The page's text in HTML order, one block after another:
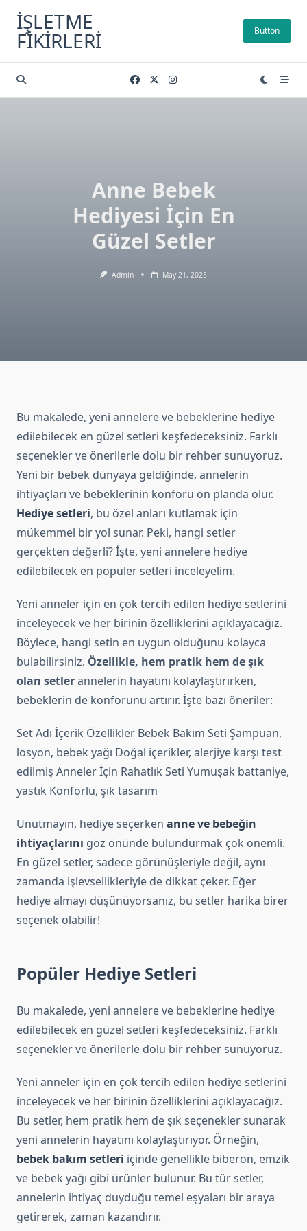
content
İŞLETME
FIKIRLERI Button
Anne Bebek
Hediyesi İçin En
Güzel Setler
Admin May 21, 2025
Bu makalede, yeni annelere ve bebeklerine hediye
edilebilecek en güzel setleri keşfedeceksiniz. Farklı
seçenekler ve önerilerle dolu bir rehber sunuyoruz.
Yeni bir bebek dünyaya geldiğinde, annelerin
ihtiyaçları ve bebeklerinin konforu ön planda olur.
Hediye setleri, bu özel anları kutlamak için
mükemmel bir yol sunar. Peki, hangi setler
gerçekten değerli? İşte, yeni annelere hediye
edilebilecek en popüler setleri inceleyelim.
Yeni anneler için en çok tercih edilen hediye setlerini
inceleyecek ve her birinin özelliklerini açıklayacağız.
Böylece, hangi setin en uygun olduğunu kolayca
bulabilirsiniz. Özellikle, hem pratik hem de şık
olan setlerannelerin hayatını kolaylaştırırken,
bebeklerin de konforunu artırır. İşte bazı öneriler:
Set Adı İçerik Özellikler Bebek Bakım Seti Şampuan,
losyon, bebek yağı Doğal içerikler, alerjiye karşı test
edilmiş Anneler İçin Rahatlık Seti Yumuşak battaniye,
yastık Konforlu, şık tasarım
Unutmayın, hediye seçerken anne ve bebeğin
ihtiyaçlarını göz önünde bulundurmak çok önemli.
En güzel setler, sadece görünüşleriyle değil, aynı
zamanda işlevsellikleriyle de dikkat çeker. Eğer
hediye almayı düşünüyorsanız, bu setler harika birer
seçenek olabilir!
Popüler Hediye Setleri
Bu makalede, yeni annelere ve bebeklerine hediye
edilebilecek en güzel setleri keşfedeceksiniz. Farklı
seçenekler ve önerilerle dolu bir rehber sunuyoruz.
Yeni anneler için en çok tercih edilen hediye setlerini
inceleyecek ve her birinin özelliklerini açıklayacağız.
Bu setler, hem pratik hem de şık seçenekler sunarak
yeni annelerin hayatını kolaylaştırıyor. Örneğin,
bebek bakım setleri içinde genellikle biberon, emzik
ve bebek yağı gibi ürünler bulunur. Bu tür setler,
annelerin ihtiyaç duyduğu temel eşyaları bir araya
getirerek, zaman kazandırır.